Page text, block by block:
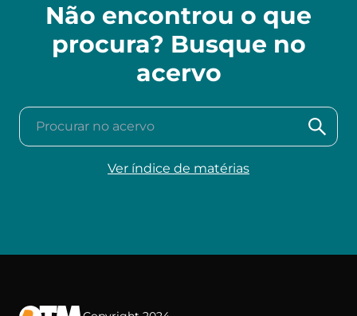
Não encontrou o que
procura? Busque no
acervo
Procurar no acervo
Ver índice de matérias